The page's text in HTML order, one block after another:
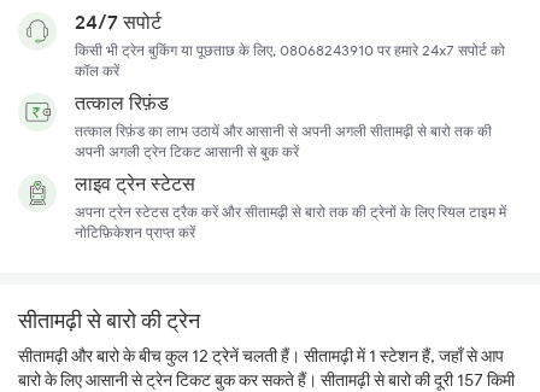
24/7 सपोर्ट
किसी भी ट्रेन बुकिंग या पूछताछ के लिए, 08068243910 पर हमारे 24x7 सपोर्ट को
कॉल करें
तत्काल रिफ़ंड
तत्काल रिफ़ंड का लाभ उठायें और आसानी से अपनी अगली सीतामढ़ी से बारो तक की
अपनी अगली ट्रेन टिकट आसानी से बुक करें
लाइव ट्रेन स्टेटस
अपना ट्रेन स्टेटस ट्रैक करें और सीतामढ़ी से बारो तक की ट्रेनों के लिए रियल टाइम में
नोटिफ़िकेशन प्राप्त करें
सीतामढ़ी से बारो की ट्रेन
सीतामढ़ी और बारो के बीच कुल 12 ट्रेनें चलती हैं। सीतामढ़ी में 1 स्टेशन हैं, जहाँ से आप
बारो के लिए आसानी से ट्रेन टिकट बुक कर सकते हैं। सीतामढ़ी से बारो की दूरी 157 किमी